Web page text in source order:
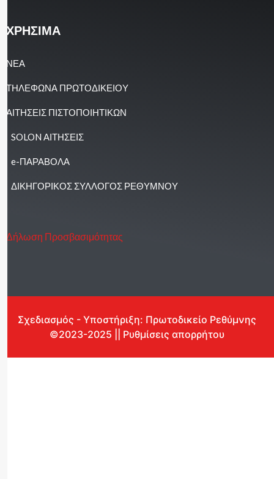
ΧΡΗΣΙΜΑ
ΝΕΑ
ΤΗΛΕΦΩΝΑ ΠΡΩΤΟΔΙΚΕΙΟΥ
ΑΙΤΗΣΕΙΣ ΠΙΣΤΟΠΟΙΗΤΙΚΩΝ
SOLON ΑΙΤΗΣΕΙΣ
e-ΠΑΡΑΒΟΛΑ
ΔΙΚΗΓΟΡΙΚΟΣ ΣΥΛΛΟΓΟΣ ΡΕΘΥΜΝΟΥ
Δήλωση Προσβασιμότητας
Σχεδιασμός - Υποστήριξη: Πρωτοδικείο Ρεθύμνης
©2023-2025 || Ρυθμίσεις απορρήτου